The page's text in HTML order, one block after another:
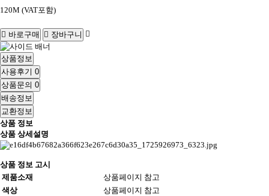
120M (VAT포함)
바로구매 장바구니
상품정보
사용후기 0
상품문의 0
배송정보
교환정보
상품 정보
상품 상세설명
상품 정보 고시
제품소재
상품페이지 참고
색상
상품페이지 참고